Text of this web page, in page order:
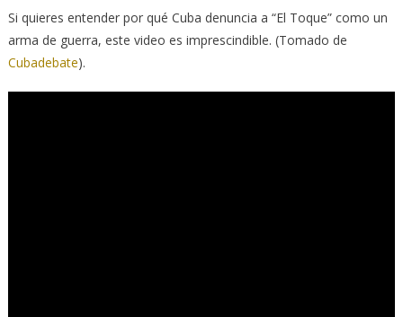
Si quieres entender por qué Cuba denuncia a “El Toque” como un
arma de guerra, este video es imprescindible. (Tomado de
Cubadebate).